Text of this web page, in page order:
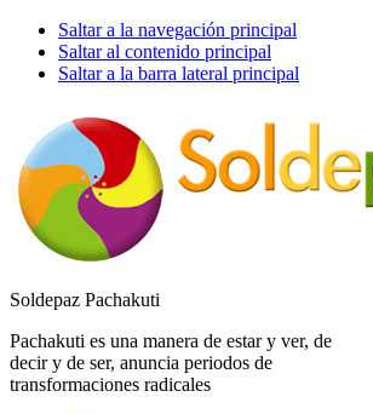
Saltar a la navegación principal
Saltar al contenido principal
Saltar a la barra lateral principal
Soldepaz Pachakuti
Pachakuti es una manera de estar y ver, de
decir y de ser, anuncia periodos de
transformaciones radicales